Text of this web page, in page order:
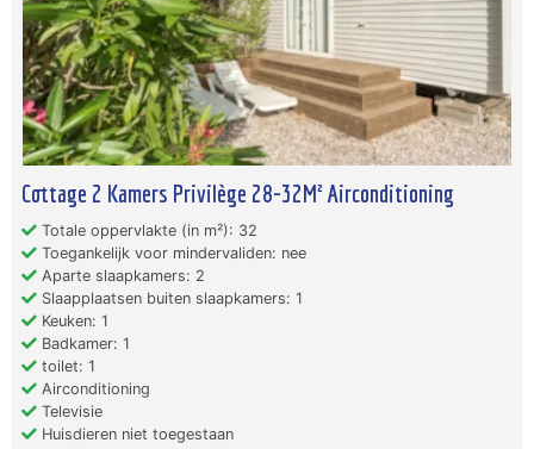
Cottage 2 Kamers Privilège 28-32M² Airconditioning
Totale oppervlakte (in m²): 32
Toegankelijk voor mindervaliden: nee
Aparte slaapkamers: 2
Slaapplaatsen buiten slaapkamers: 1
Keuken: 1
Badkamer: 1
toilet: 1
Airconditioning
Televisie
Huisdieren niet toegestaan